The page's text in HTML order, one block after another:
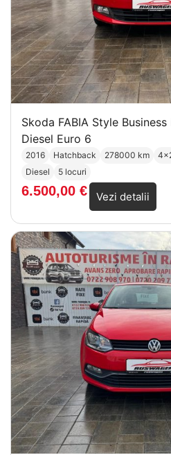
Skoda FABIA Style
Diesel Euro 6
2016 Hatchback 278000 km
Diesel
5 locuri
6.500,00 € Vezi detalii